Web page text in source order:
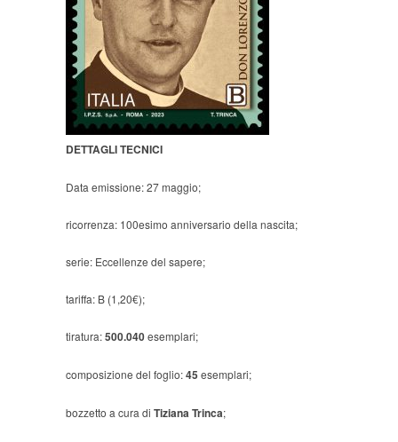
DETTAGLI TECNICI
Data emissione: 27 maggio;
ricorrenza: 100esimo anniversario della nascita;
serie: Eccellenze del sapere;
tariffa: B (1,20€);
tiratura:500.040esemplari;
composizione del foglio:45 esemplari;
bozzetto a cura di Tiziana Trinca;